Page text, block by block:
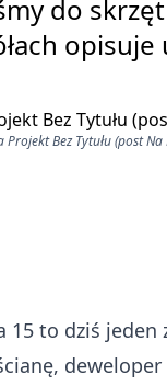
do
Bez Tytułu (post
15 to dziś
deweloper